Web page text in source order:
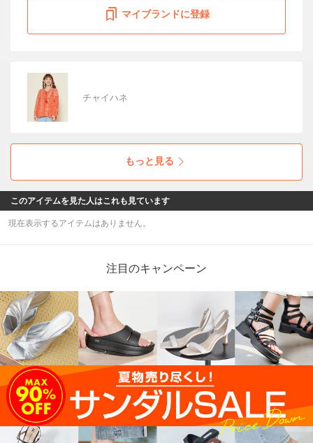
マイブランドに登録
チャイハネ
もっと見る
このアイテムを見た人はこれも見ています
現在表示するアイテムはありません。
注目のキャンペーン